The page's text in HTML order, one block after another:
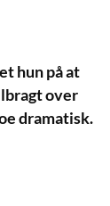
hun på at
over
dramatisk.